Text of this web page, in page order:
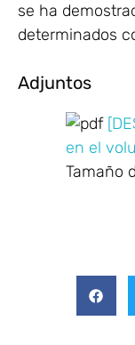
se ha
determinados
Adjuntos
en el
Tamaño